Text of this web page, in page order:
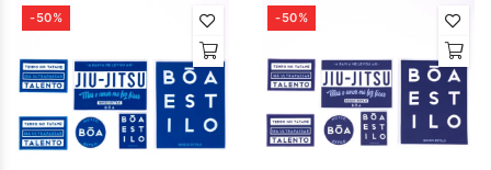
-50% -50%